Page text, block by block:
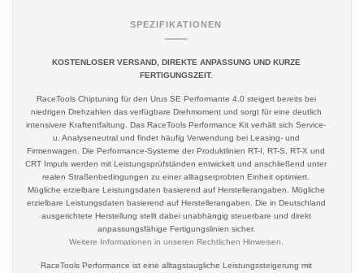
SPEZIFIKATIONEN
KOSTENLOSER VERSAND, DIREKTE ANPASSUNG UND KURZE
FERTIGUNGSZEIT.
RaceTools Chiptuning für den Urus SE Performante 4.0 steigert bereits bei
niedrigen Drehzahlen das verfügbare Drehmoment und sorgt für eine deutlich
intensivere Kraftentfaltung. Das RaceTools Performance Kit verhält sich Service-
u. Analyseneutral und findet häufig Verwendung bei Leasing- und
Firmenwagen. Die Performance-Systeme der Produktlinien RT-I, RT-S, RT-X und
CRT Impuls werden mit Leistungsprüfständen entwickelt und anschließend unter
realen Straßenbedingungen zu einer alltagserprobten Einheit optimiert.
Mögliche erzielbare Leistungsdaten basierend auf Herstellerangaben. Mögliche
erzielbare Leistungsdaten basierend auf Herstellerangaben. Die in Deutschland
ausgerichtete Herstellung stellt dabei unabhängig steuerbare und direkt
anpassungsfähige Fertigungslinien sicher.
Weitere Informationen in unseren Rechtlichen Hinweisen
RaceTools Performance ist eine alltagstaugliche Leistungssteigerung mit